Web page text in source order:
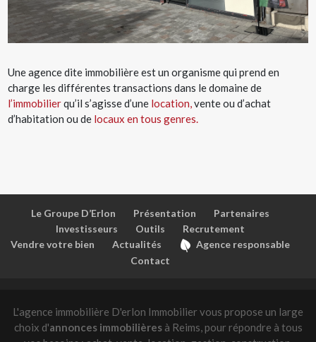
Une agence dite immobilière est un organisme qui prend en
charge les différentes transactions dans le domaine de
l’immobilierqu’il s’agisse d’une location,vente ou d’achat
d’habitation ou de locaux en tous genres.
Le Groupe D’Erlon Présentation
Partenaires
Investisseurs
Outils
Recrutement
Vendre votre bien
Actualités
Agence responsable
Contact
L'agence immobilière D'erlon Immobilier vous propose un large
choix d'annonces immobilièresà Reims, pour répondre à tous